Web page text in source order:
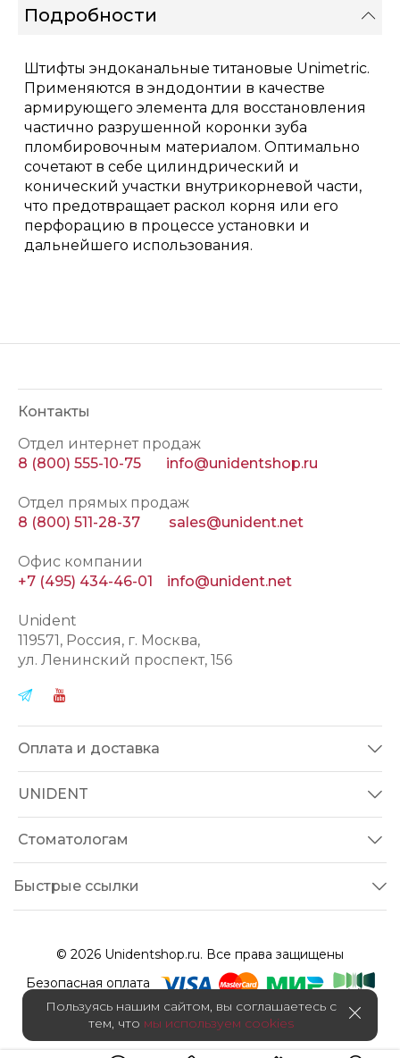
Подробности
Штифты эндоканальные титановые Unimetric.
Применяются в эндодонтии в качестве
армирующего элемента для восстановления
частично разрушенной коронки зуба
пломбировочным материалом. Оптимально
сочетают в себе цилиндрический и
конический участки внутрикорневой части,
что предотвращает раскол корня или его
перфорацию в процессе установки и
дальнейшего использования.
Контакты
Отдел интернет продаж
8 (800) 555-10-75
info@unidentshop.ru
Отдел прямых продаж
8 (800) 511-28-37
sales@unident.net
Офис компании
+7 (495) 434-46-01
info@unident.net
Unident
119571, Россия, г. Москва,
ул. Ленинский проспект, 156
Оплата и доставка
UNIDENT
Стоматологам
Быстрые ссылки
© 2026 Unidentshop.ru. Все права защищены
Безопасная оплата
Пользуясь нашим сайтом, вы соглашаетесь с
тем, что мы используем cookies